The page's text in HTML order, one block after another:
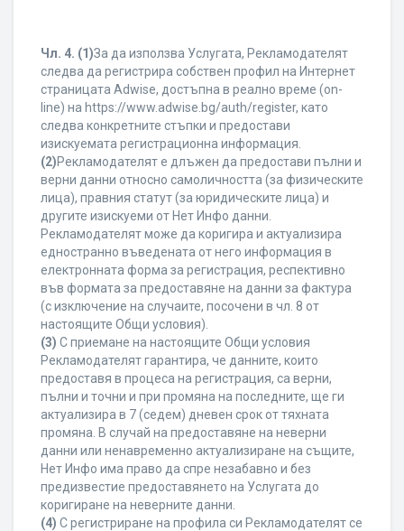
Чл. 4. (1)За да използва Услугата, Рекламодателят
следва да регистрира собствен профил на Интернет
страницата Adwise, достъпна в реално време (on-
line) на https://www.adwise.bg/auth/register, като
следва конкретните стъпки и предостави
изискуемата регистрационна информация.
(2)Рекламодателят е длъжен да предостави пълни и
верни данни относно самоличността (за физическите
лица), правния статут (за юридическите лица) и
другите изискуеми от Нет Инфо данни.
Рекламодателят може да коригира и актуализира
едностранно въведената от него информация в
електронната форма за регистрация, респективно
във формата за предоставяне на данни за фактура
(с изключение на случаите, посочени в чл. 8 от
настоящите Общи условия).
(3) С приемане на настоящите Общи условия
Рекламодателят гарантира, че данните, които
предоставя в процеса на регистрация, са верни,
пълни и точни и при промяна на последните, ще ги
актуализира в 7 (седем) дневен срок от тяхната
промяна. В случай на предоставяне на неверни
данни или ненавременно актуализиране на същите,
Нет Инфо има право да спре незабавно и без
предизвестие предоставянето на Услугата до
коригиране на неверните данни.
(4) С регистриране на профила си Рекламодателят се